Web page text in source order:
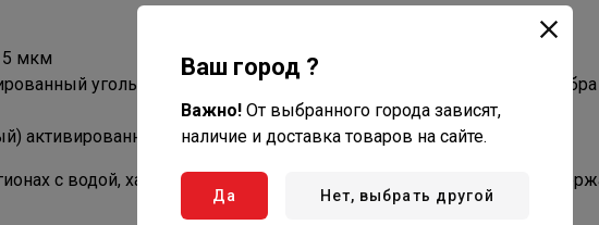
5 мкм
уголь из скорлупы кокосового ореха с добавлением серебра
активированный уголь из скорлупы кокосового ореха
с водой, характеризующейся нормальным и пониженным
Ваш город ?
Важно! От выбранного города зависят,
наличие и доставка товаров на сайте.
Да Нет, выбрать другой